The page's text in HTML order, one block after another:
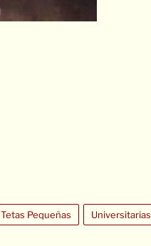
Tetas Pequeñas Universitarias